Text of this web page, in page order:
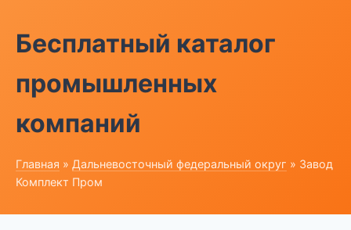
Бесплатный каталог
промышленных
компаний
Главная » Дальневосточный федеральный округ » Завод
Комплект Пром